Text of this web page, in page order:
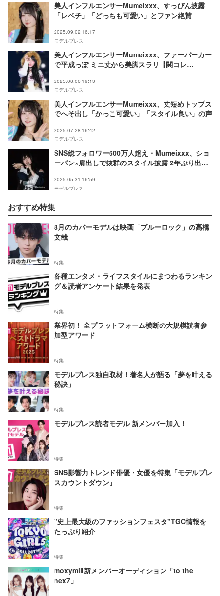
美人インフルエンサーMumeixxx、すっぴん披露
「レベチ」「どっちも可愛い」とファン絶賛
2025.09.02 16:17
モデルプレス
美人インフルエンサーMumeixxx、ファーパーカー
で平成っぽ ミニ丈から美脚スラリ【関コレ
2025.08.06 19:13
モデルプレス
美人インフルエンサーMumeixxx、丈短めトップス
でへそ出し「かっこ可愛い」「スタイル良い」の声
2025.07.28 16:42
モデルプレス
SNS総フォロワー600万人超え・Mumeixxx、ショ
ーパン×肩出しで抜群のスタイル披露 2年ぶり出演
2025.05.31 16:59
モデルプレス
おすすめ特集
8月のカバーモデルは映画「ブルーロック」の高橋
文哉
特集
各種エンタメ・ライフスタイルにまつわるランキン
グ＆読者アンケート結果を発表
特集
業界初！ 全プラットフォーム横断の大規模読者参
加型アワード
特集
モデルプレス独自取材！著名人が語る「夢を叶える
秘訣」
特集
モデルプレス読者モデル 新メンバー加入！
特集
SNS影響力トレンド俳優・女優を特集「モデルプレ
スカウントダウン」
特集
"史上最大級のファッションフェスタ"TGC情報を
たっぷり紹介
特集
moxymill新メンバーオーディション「to the
nex7」